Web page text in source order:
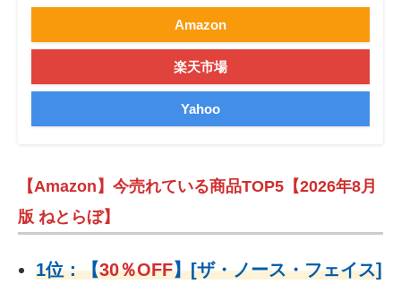
Amazon
楽天市場
Yahoo
【Amazon】今売れている商品TOP5【2026年8月
版 ねとらぼ】
1位：【30％OFF】[ザ・ノース・フェイス]